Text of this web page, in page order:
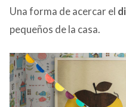
Una forma de acercar el
pequeños de la casa.